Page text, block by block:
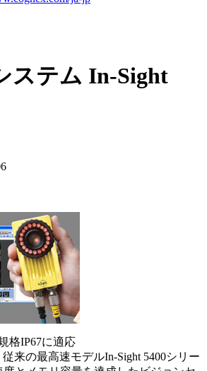
ステム In-Sight
格IP67に適応
従来の最高速モデルIn-Sight 5400シリー